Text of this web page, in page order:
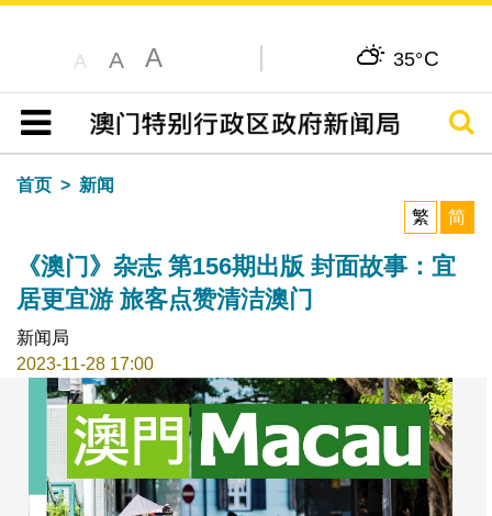
A A A 35°C
目录
搜寻
首页
新闻
繁
简
《澳门》杂志 第156期出版 封面故事：宜
居更宜游 旅客点赞清洁澳门
新闻局
2023-11-28 17:00